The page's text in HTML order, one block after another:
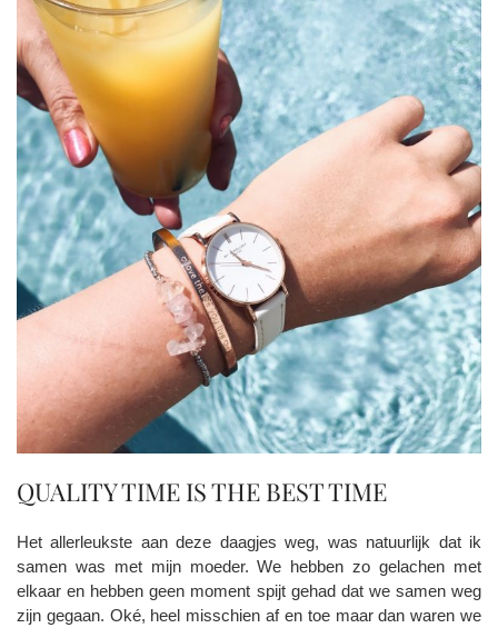
QUALITY TIME IS THE BEST TIME
Het allerleukste aan deze daagjes weg, was natuurlijk dat ik
samen was met mijn moeder. We hebben zo gelachen met
elkaar en hebben geen moment spijt gehad dat we samen weg
zijn gegaan. Oké, heel misschien af en toe maar dan waren we